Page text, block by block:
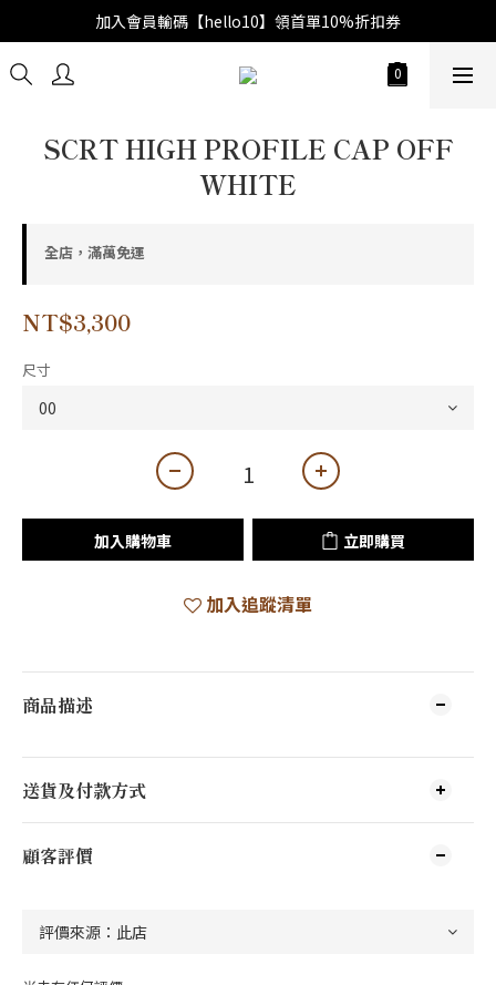
加入會員輸碼【hello10】領首單10%折扣券
SCRT HIGH PROFILE CAP OFF
WHITE
全店，滿萬免運
NT$3,300
尺寸
加入購物車 立即購買
加入追蹤清單
商品描述
送貨及付款方式
顧客評價